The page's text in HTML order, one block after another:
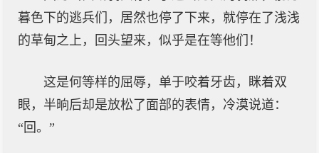
暮色下的逃兵们，居然也停了下来，就停在了浅浅
的草甸之上，回头望来，似乎是在等他们！
这是何等样的屈辱，单于咬着牙齿，眯着双
眼，半晌后却是放松了面部的表情，冷漠说道：
“回。”